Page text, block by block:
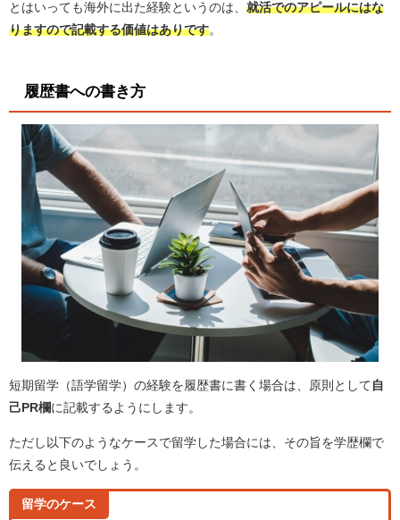
とはいっても海外に出た経験というのは、 就活でのアピールにはな
りますので記載する価値はありです。
履歴書への書き方
短期留学（語学留学）の経験を履歴書に書く場合は、原則として 自
己PR欄に記載するようにします。
ただし以下のようなケースで留学した場合には、その旨を学歴欄で
伝えると良いでしょう。
留学のケース